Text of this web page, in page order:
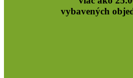
vybavených